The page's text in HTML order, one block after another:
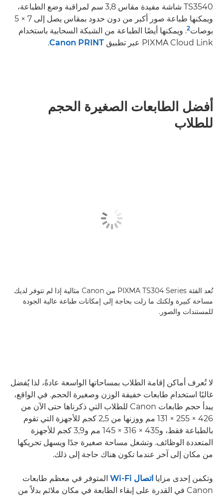
TS3540 شاشة مفيدة مقاس 3,8 سم لمراقبة وضع الطباعة،
ويمكنها طباعة صور أكبر من دون حدود بمقاس يصل إلى 7 × 5
بوصات2. ويمكنها أيضًا الطباعة من الشبكة السحابية باستخدام
PIXMA Cloud Link عبر تطبيق
Canon PRINT
.
أفضل الطابعات الصغيرة الحجم
للطلاب
تُعد الفئة PIXMA TS304 Series من Canon مثالية إذا لم تتوفر لديك
مساحة كبيرة ولكنك ما زلت بحاجة إلى إمكانات طباعة عالية الجودة
للمستندات والصور.
لا تُعرف أماكن إقامة الطلاب بمساحاتها الواسعة عادةً، لذا يُفضل
غالبًا استخدام طابعات خفيفة الوزن وصغيرة الحجم. في الواقع،
يبدأ حجم طابعات Canon للطلاب التي ذكرناها حتى الآن من
426 × 255 × 131 مم ووزنها من 2,5 كجم للأجهزة التي تقوم
بالطباعة فقط، و435 × 316 × 145 مم و3,9 كجم للأجهزة
المتعددة الوظائف. وتشغل مساحة صغيرة جدًا ويسهل تحريكها
من مكان إلى آخر عندما تكون هناك حاجة إلى ذلك.
وتكمن إحدى مزايا اتصال Wi-Fi
المتوفر في معظم طابعات
Canon في القدرة على إبقاء الطابعة في مكان ملائم بدلاً من